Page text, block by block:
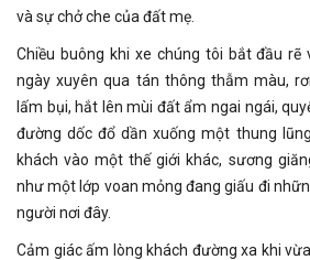
và sự chở che của đất mẹ.
Chiều buông khi xe chúng tôi bắt đầu rẽ
ngày xuyên qua tán thông thẫm màu,
lấm bụi, hắt lên mùi đất ẩm ngai ngái,
đường dốc đổ dần xuống một thung
khách vào một thế giới khác, sương
như một lớp voan mỏng đang giấu đi
người nơi đây.
Cảm giác ấm lòng khách đường xa khi